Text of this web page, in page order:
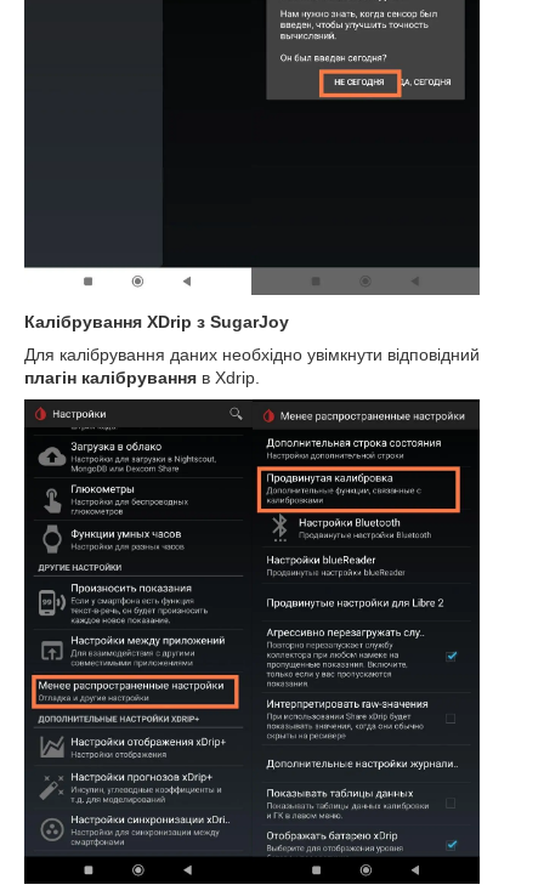
Калібрування XDrip з SugarJoy
Для калібрування даних необхідно увімкнути відповідний
плагін калібрування в Xdrip.